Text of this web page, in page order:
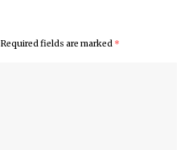
Required fields are marked *